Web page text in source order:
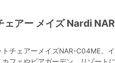
ェアー メイズ Nardi
チェアーメイズNAR-C04ME。